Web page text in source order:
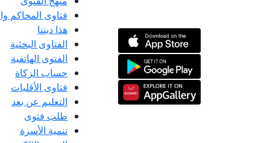
فتاوى المحاكم
هذا ديننا
الفتاوى البحثية
الفتوى الهاتفية
حساب الزكاة
فتاوى الأقليات
التعليم عن بعد
طلب فتوى
تنمية الأسرة